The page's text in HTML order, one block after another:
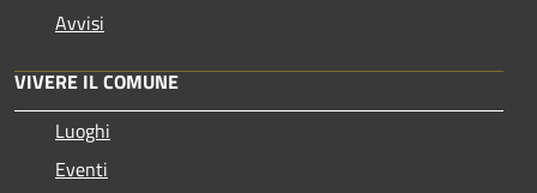
Avvisi
VIVERE IL COMUNE
Luoghi
Eventi